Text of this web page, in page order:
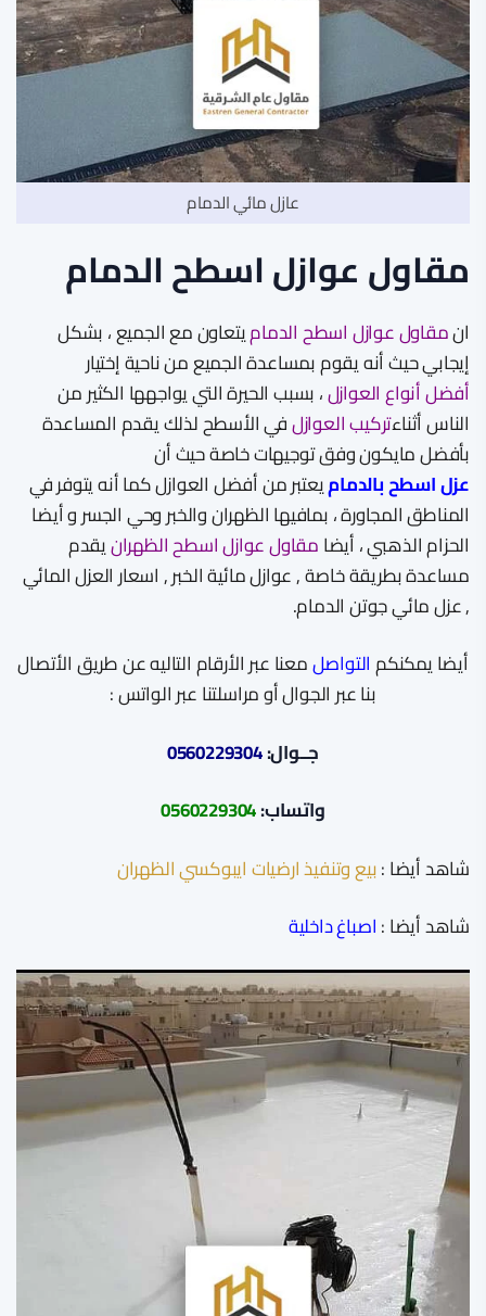
عازل مائي الدمام
مقاول عوازل اسطح الدمام
انمقاول عوازل اسطح الدماميتعاون مع الجميع ، بشكل
إيجابي حيث أنه يقوم بمساعدة الجميع من ناحية إختيار
أفضل أنواع العوازل، بسبب الحيرة التي يواجهها الكثير من
الناس أثناءتركيب العوازلفي الأسطح لذلك يقدم المساعدة
بأفضل مايكون وفق توجيهات خاصة حيث أن
عزل اسطح بالدماميعتبر من أفضل العوازل كما أنه يتوفر في
المناطق المجاورة ، بمافيها الظهران والخبر وحي الجسر و أيضا
الحزام الذهبي ، أيضامقاول عوازل اسطح الظهرانيقدم
مساعدة بطريقة خاصة , عوازل مائية الخبر , اسعار العزل المائي
, عزل مائي جوتن الدمام.
أيضا يمكنكمالتواصلمعنا عبر الأرقام التاليه عن طريق الأتصال
بنا عبر الجوال أو مراسلتنا عبر الواتس :
جــوال:0560229304
واتساب:0560229304
شاهد أيضا :بيع وتنفيذ ارضيات ايبوكسي الظهران
شاهد أيضا :اصباغ داخلية